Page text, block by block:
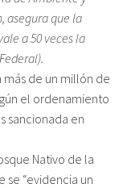
asegura que la
a 50 veces la
de un millón de
el ordenamiento
sancionada en
Nativo de la
se “evidencia un